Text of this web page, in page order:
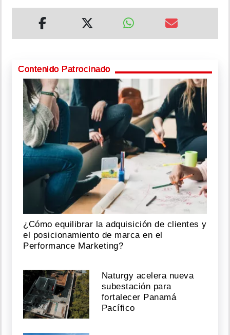
Contenido Patrocinado
¿Cómo equilibrar la adquisición de clientes y
el posicionamiento de marca en el
Performance Marketing?
Naturgy acelera nueva
subestación para
fortalecer Panamá
Pacífico